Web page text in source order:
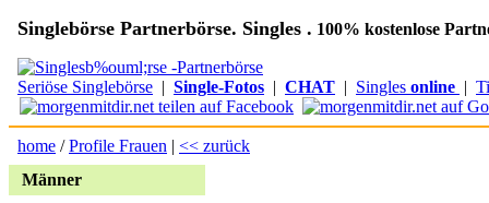
Singlebörse Partnerbörse. Singles . 100% kostenlose
Seriöse Singlebörse | Single-Fotos | CHAT | Singles online |
home /Profile Frauen | << zurück
Männer